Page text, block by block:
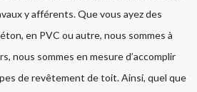
y afférents. Que vous ayez des
en PVC ou autre, nous sommes à
nous sommes en mesure d’accomplir
de revêtement de toit. Ainsi, quel que